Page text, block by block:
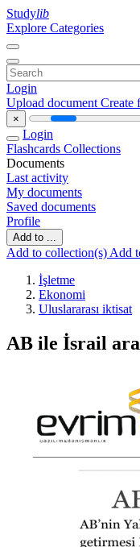
Studylib
Explore Categories
Login
Upload document Create
×
Login
Flashcards Collections
Documents
Last activity
My documents
Saved documents
Profile
Add to ...
Add to collection(s) Add
İşletme
Ekonomi
Uluslararası iktisat
AB ile İsrail